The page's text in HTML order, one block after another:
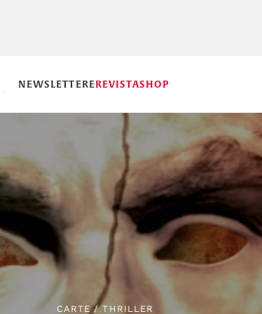
NEWSLETTEREREVISTASHOP
CARTE/THRILLER